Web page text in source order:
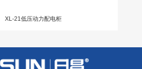
XL-21低压动力配电柜